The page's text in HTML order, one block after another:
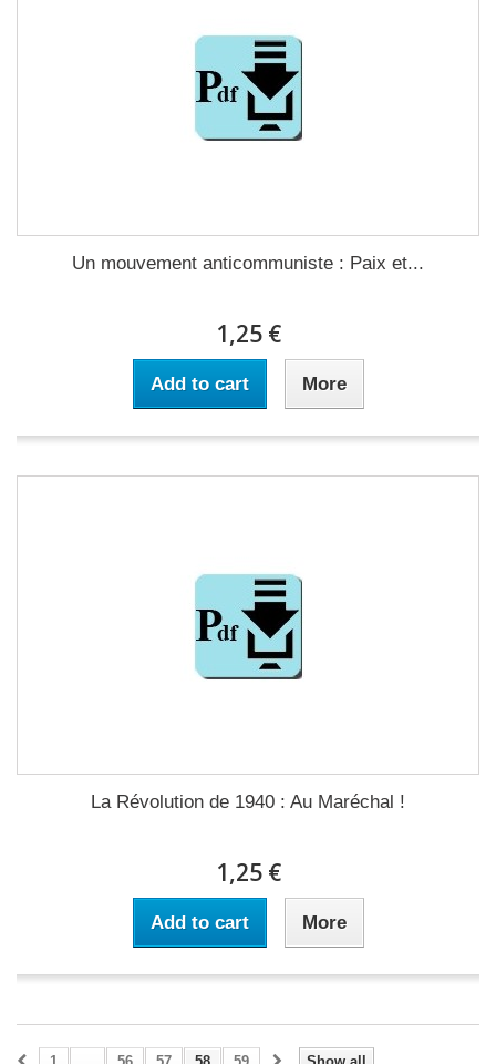
Un mouvement anticommuniste : Paix et...
1,25 €
Add to cart More
La Révolution de 1940 : Au Maréchal !
1,25 €
Add to cart More